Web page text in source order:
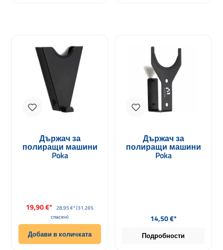
Държач за
полиращи машини
Poka
Продажна цена:
19,90 €* Редовна цена:
28,95 €*(31.26%
спасен)
Добави в количката
Държач за
полиращи машини
Poka
Редовна цена:
14,50 €*
Подробности